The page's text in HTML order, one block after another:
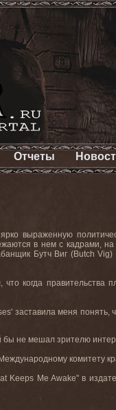
Отчеты
выраженную
в нем с кадрами,
Бутч Виг (Butch Vig)
когда
' заставила меня понять,
не мешал зрителю
комитету
Keeps Me Awake" в